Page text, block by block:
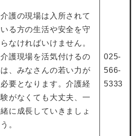
介護の現場は入所されて
いる方の生活や安全を守
らなければいけません。
介護現場を活気付けるの
は、みなさんの若い力が
必要となります。介護経
験がなくても大丈夫、一
緒に成長していきましょ
う。
025-
566-
5333